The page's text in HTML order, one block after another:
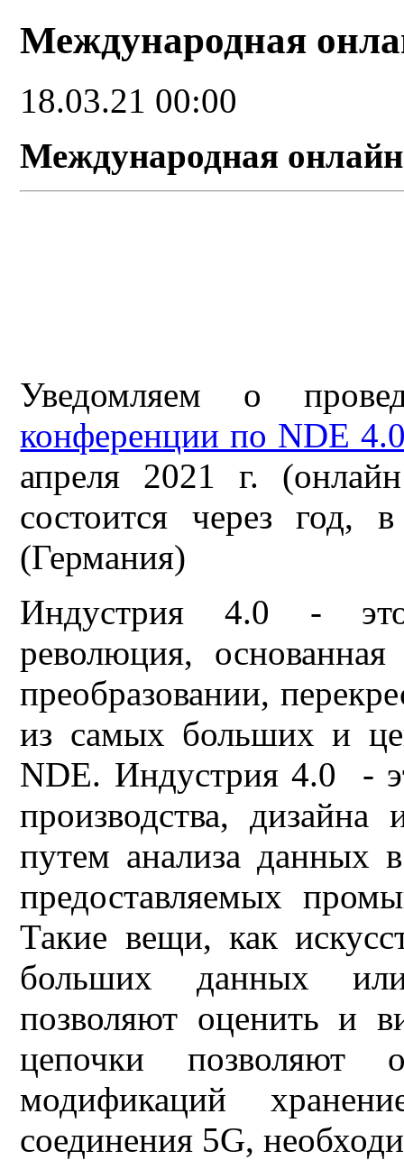
Международная
18.03.21 00:00
Международная
Уведомляем о
конференции по NDE
апреля 2021 г.
состоится через
(Германия)
Индустрия 4.0 - это
революция,
преобразовании,
из самых больших и
NDE. Индустрия 4.0 -
производства, дизайна
путем анализа данных
предоставляемых
Такие вещи, как
больших данных или
позволяют оценить и
цепочки позволяют
модификаций
соединения 5G,